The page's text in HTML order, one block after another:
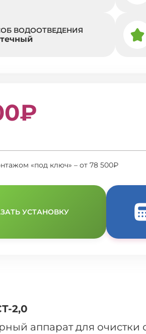
ВОДООТВЕДЕНИЯ
«под ключ» – от 78 500₽
УСТАНОВКУ
2,0
аппарат для очистки